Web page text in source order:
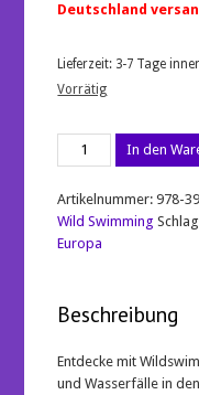
Deutschland
Lieferzeit: 3-7 Tage
Vorrätig
-
Entdecke
die
schönsten
und
In den
Artikelnummer:978-
Wild Swimming
Europa
Beschreibung
Entdecke mit
und Wasserfälle in